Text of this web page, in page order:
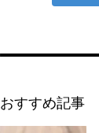
おすすめ記事